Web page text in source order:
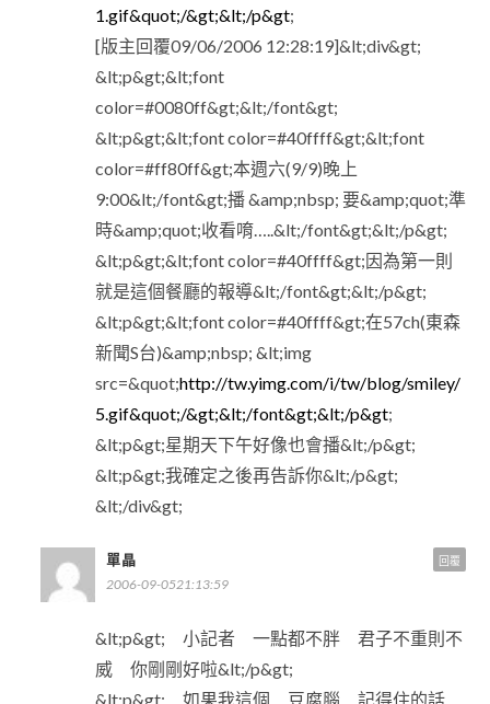
1.gif&quot;/&gt;&lt;/p&gt;
[版主回覆09/06/2006 12:28:19]&lt;div&gt;
&lt;p&gt;&lt;font
color=#0080ff&gt;&lt;/font&gt;
&lt;p&gt;&lt;font color=#40ffff&gt;&lt;font
color=#ff80ff&gt;本週六(9/9)晚上
9:00&lt;/font&gt;播 &amp;nbsp; 要&amp;quot;準
時&amp;quot;收看唷…..&lt;/font&gt;&lt;/p&gt;
&lt;p&gt;&lt;font color=#40ffff&gt;因為第一則
就是這個餐廳的報導&lt;/font&gt;&lt;/p&gt;
&lt;p&gt;&lt;font color=#40ffff&gt;在57ch(東森
新聞S台)&amp;nbsp; &lt;img
src=&quot;http://tw.yimg.com/i/tw/blog/smiley/
5.gif&quot;/&gt;&lt;/font&gt;&lt;/p&gt;
&lt;p&gt;星期天下午好像也會播&lt;/p&gt;
&lt;p&gt;我確定之後再告訴你&lt;/p&gt;
&lt;/div&gt;
單晶
2006-09-0521:13:59
&lt;p&gt; 小記者 一點都不胖 君子不重則不
威 你剛剛好啦&lt;/p&gt;
&lt;p&gt; 如果我這個 豆腐腦 記得住的話
回覆